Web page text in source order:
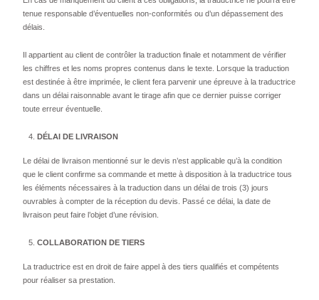
tenue responsable d’éventuelles non-conformités ou d’un dépassement des
délais.
Il appartient au client de contrôler la traduction finale et notamment de vérifier
les chiffres et les noms propres contenus dans le texte. Lorsque la traduction
est destinée à être imprimée, le client fera parvenir une épreuve à la traductrice
dans un délai raisonnable avant le tirage afin que ce dernier puisse corriger
toute erreur éventuelle.
DÉLAI DE LIVRAISON
Le délai de livraison mentionné sur le devis n’est applicable qu’à la condition
que le client confirme sa commande et mette à disposition à la traductrice tous
les éléments nécessaires à la traduction dans un délai de trois (3) jours
ouvrables à compter de la réception du devis. Passé ce délai, la date de
livraison peut faire l’objet d’une révision.
COLLABORATION DE TIERS
La traductrice est en droit de faire appel à des tiers qualifiés et compétents
pour réaliser sa prestation.